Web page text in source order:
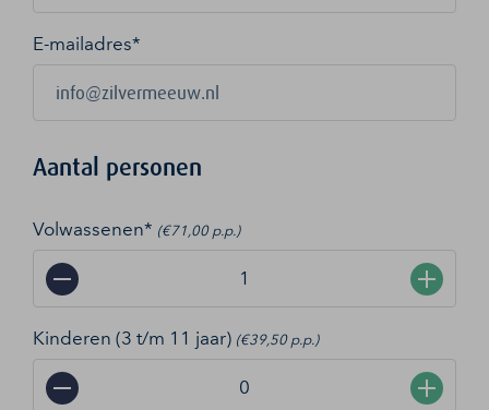
E-mailadres*
Aantal personen
Volwassenen* (€71,00 p.p.)
− +
Kinderen (3 t/m 11 jaar) (€39,50 p.p.)
− +